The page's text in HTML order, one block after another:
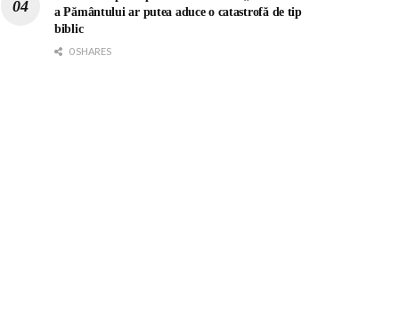
a Pământului ar putea aduce o catastrofă de tip
biblic
0 SHARES